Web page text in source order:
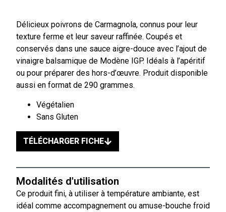
Délicieux poivrons de Carmagnola, connus pour leur
texture ferme et leur saveur raffinée. Coupés et
conservés dans une sauce aigre-douce avec l’ajout de
vinaigre balsamique de Modène IGP. Idéals à l’apéritif
ou pour préparer des hors-d’œuvre. Produit disponible
aussi en format de 290 grammes.
Végétalien
Sans Gluten
TÉLÉCHARGER FICHE
Modalités d'utilisation
Ce produit fini, à utiliser à température ambiante, est
idéal comme accompagnement ou amuse-bouche froid